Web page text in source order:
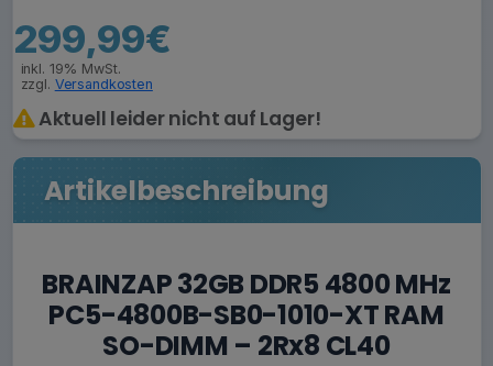
299,99€
inkl. 19% MwSt.
zzgl. Versandkosten
Aktuell leider nicht auf Lager!
Artikelbeschreibung
BRAINZAP 32GB DDR5 4800 MHz
PC5-4800B-SB0-1010-XT RAM
SO-DIMM – 2Rx8 CL40